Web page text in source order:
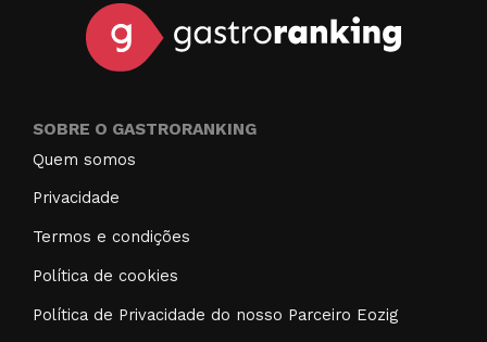
SOBRE O GASTRORANKING
Quem somos
Privacidade
Termos e condições
Política de cookies
Política de Privacidade do nosso Parceiro Eozig